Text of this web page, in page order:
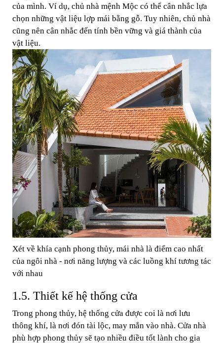
của mình. Ví dụ, chủ nhà mệnh Mộc có thể cân nhắc lựa
chọn những vật liệu lợp mái bằng gỗ. Tuy nhiên, chủ nhà
cũng nên cân nhắc đến tính bền vững và giá thành của
vật liệu.
Xét về khía cạnh phong thủy, mái nhà là điểm cao nhất
của ngôi nhà - nơi năng lượng và các luồng khí tương tác
với nhau
1.5. Thiết kế hệ thống cửa
Trong phong thủy, hệ thống cửa được coi là nơi lưu
thông khí, là nơi đón tài lộc, may mắn vào nhà. Cửa nhà
phù hợp phong thủy sẽ tạo nhiều điều tốt lành cho gia